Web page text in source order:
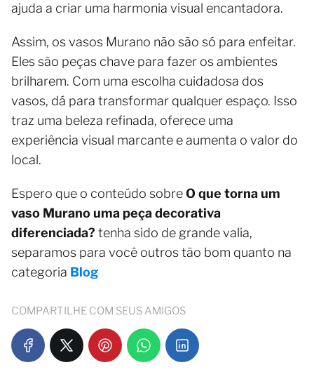
ajuda a criar uma harmonia visual encantadora.
Assim, os vasos Murano não são só para enfeitar.
Eles são peças chave para fazer os ambientes
brilharem. Com uma escolha cuidadosa dos
vasos, dá para transformar qualquer espaço. Isso
traz uma beleza refinada, oferece uma
experiência visual marcante e aumenta o valor do
local.
Espero que o conteúdo sobreO que torna um
vaso Murano uma peça decorativa
diferenciada?tenha sido de grande valia,
separamos para você outros tão bom quanto na
categoria Blog
COMPARTILHE COM SEUS AMIGOS